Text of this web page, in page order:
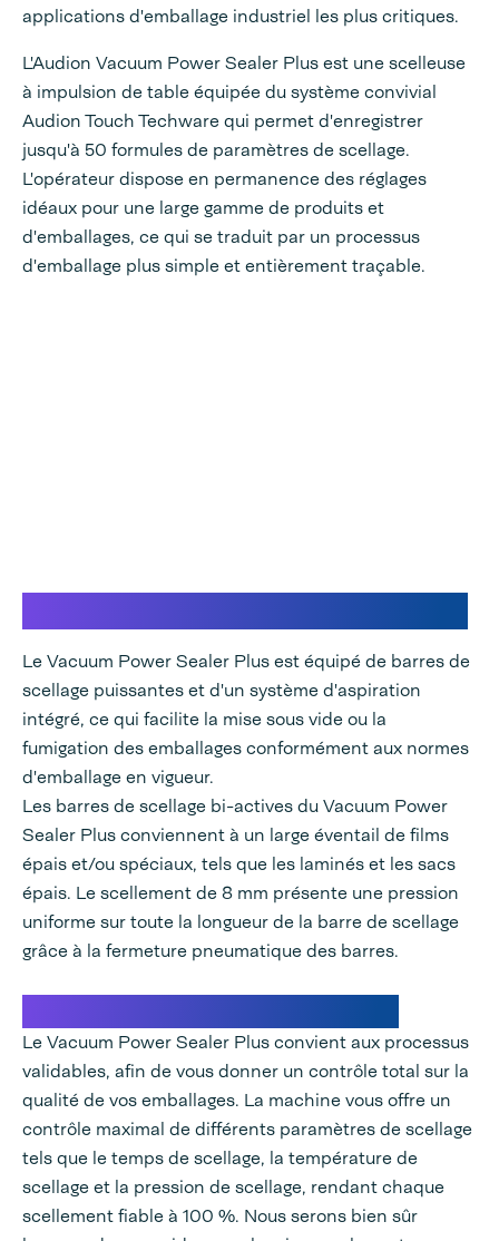
applications d'emballage industriel les plus critiques.
L'Audion Vacuum Power Sealer Plus est une scelleuse
à impulsion de table équipée du système convivial
Audion Touch Techware qui permet d'enregistrer
jusqu'à 50 formules de paramètres de scellage.
L'opérateur dispose en permanence des réglages
idéaux pour une large gamme de produits et
d'emballages, ce qui se traduit par un processus
d'emballage plus simple et entièrement traçable.
Le Vacuum Power Sealer Plus est équipé de barres de
scellage puissantes et d'un système d'aspiration
intégré, ce qui facilite la mise sous vide ou la
fumigation des emballages conformément aux normes
d'emballage en vigueur.
Les barres de scellage bi-actives du Vacuum Power
Sealer Plus conviennent à un large éventail de films
épais et/ou spéciaux, tels que les laminés et les sacs
épais. Le scellement de 8 mm présente une pression
uniforme sur toute la longueur de la barre de scellage
grâce à la fermeture pneumatique des barres.
Le Vacuum Power Sealer Plus convient aux processus
validables, afin de vous donner un contrôle total sur la
qualité de vos emballages. La machine vous offre un
contrôle maximal de différents paramètres de scellage
tels que le temps de scellage, la température de
scellage et la pression de scellage, rendant chaque
scellement fiable à 100 %. Nous serons bien sûr